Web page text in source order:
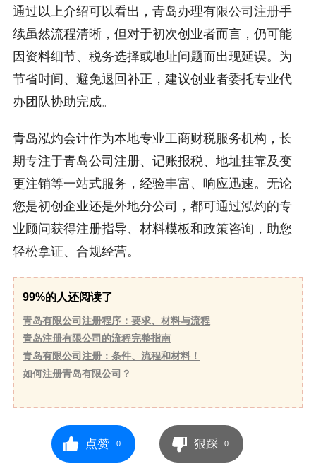
通过以上介绍可以看出，青岛办理有限公司注册手
续虽然流程清晰，但对于初次创业者而言，仍可能
因资料细节、税务选择或地址问题而出现延误。为
节省时间、避免退回补正，建议创业者委托专业代
办团队协助完成。
青岛泓灼会计作为本地专业工商财税服务机构，长
期专注于青岛公司注册、记账报税、地址挂靠及变
更注销等一站式服务，经验丰富、响应迅速。无论
您是初创企业还是外地分公司，都可通过泓灼的专
业顾问获得注册指导、材料模板和政策咨询，助您
轻松拿证、合规经营。
99%的人还阅读了
青岛有限公司注册程序：要求、材料与流程
青岛注册有限公司的流程完整指南
青岛有限公司注册：条件、流程和材料！
如何注册青岛有限公司？
点赞 0 狠踩 0